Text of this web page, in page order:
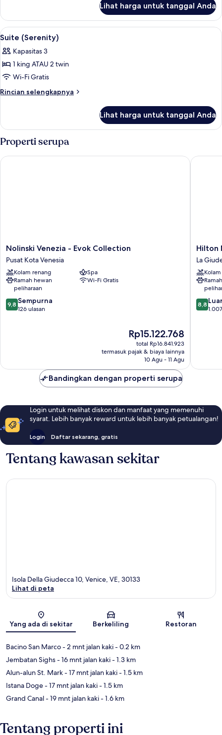
Suite
(Sophia)
Lihat harga untuk tanggal Anda
Lihat
semua
foto
untuk
Suite
(Serenity)
Seprai antialergi, selimut bulu angsa,
6
Suite (Serenity)
Kapasitas 3
1 king ATAU 2 twin
Wi-Fi Gratis
Rincian selengkapnya
Rincian
Suite
Lihat harga untuk tanggal Anda
Properti serupa
Nolinski
Venezia
-
Evok
Collection
Pusat
Kota
Venesia
Nolinski Venezia - Evok Collection
Pusat Kota Venesia
Kolam renang
Spa
Ramah hewan
peliharaan
Wi-Fi Gratis
9.8
dari
9,8 Sempurna
126 ulasan
Harga
sekarang
Rp15.122.768
Rp15.122.768
total Rp16.841.923
termasuk pajak & biaya lainnya
10 Agu - 11 Agu
Nolinski Venezia - Evok Collection
Hilton
Molino
Stucky
Venice
La
Hilton
La
8.8
dari
8,8
Hilton
Bandingkan dengan properti serupa
Login untuk melihat diskon dan manfaat yang memenuhi
syarat. Lebih banyak reward untuk lebih banyak petualangan!
Login Daftar sekarang, gratis
Tentang kawasan sekitar
Peta
Isola Della Giudecca 10, Venice, VE, 30133
Lihat di peta
Yang ada di sekitar Berkeliling Restoran
Bacino San Marco- 2 mnt jalan kaki- 0.2 km
Jembatan Sighs- 16 mnt jalan kaki- 1.3 km
Alun-alun St. Mark- 17 mnt jalan kaki- 1.5 km
Istana Doge- 17 mnt jalan kaki- 1.5 km
Grand Canal- 19 mnt jalan kaki- 1.6 km
Tentang properti ini